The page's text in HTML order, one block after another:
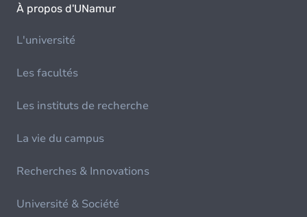
À propos d'UNamur
L'université
Les facultés
Les instituts de recherche
La vie du campus
Recherches & Innovations
Université & Société